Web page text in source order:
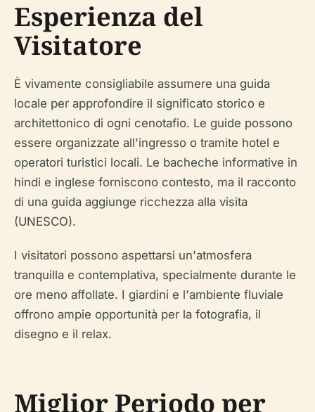
Esperienza del
Visitatore
È vivamente consigliabile assumere una guida
locale per approfondire il significato storico e
architettonico di ogni cenotafio. Le guide possono
essere organizzate all'ingresso o tramite hotel e
operatori turistici locali. Le bacheche informative in
hindi e inglese forniscono contesto, ma il racconto
di una guida aggiunge ricchezza alla visita
(UNESCO).
I visitatori possono aspettarsi un'atmosfera
tranquilla e contemplativa, specialmente durante le
ore meno affollate. I giardini e l'ambiente fluviale
offrono ampie opportunità per la fotografia, il
disegno e il relax.
Miglior Periodo per